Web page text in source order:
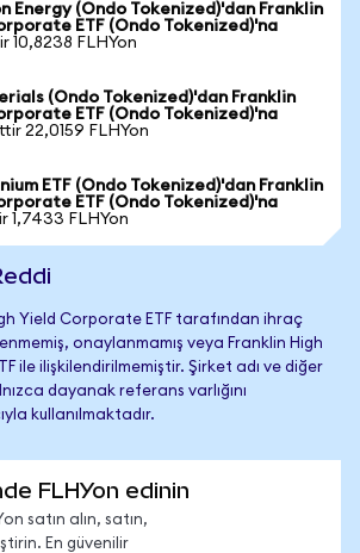
Energy (Ondo Tokenized)'dan Franklin
ETF (Ondo Tokenized)'na
10,8238 FLHYon
(Ondo Tokenized)'dan Franklin
ETF (Ondo Tokenized)'na
22,0159 FLHYon
ETF (Ondo Tokenized)'dan Franklin
ETF (Ondo Tokenized)'na
1,7433 FLHYon
Yield Corporate ETF tarafından ihraç
onaylanmamış veya Franklin High
ile ilişkilendirilmemiştir. Şirket adı ve diğer
dayanak referans varlığını
kullanılmaktadır.
FLHYon edinin
satın alın, satın,
En güvenilir